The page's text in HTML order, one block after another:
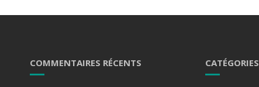
COMMENTAIRES RÉCENTS CATÉGORIES